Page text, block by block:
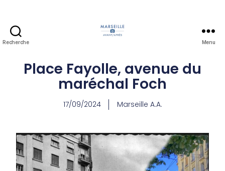
Recherche Menu
Place Fayolle, avenue du
maréchal Foch
17/09/2024 Marseille A.A.